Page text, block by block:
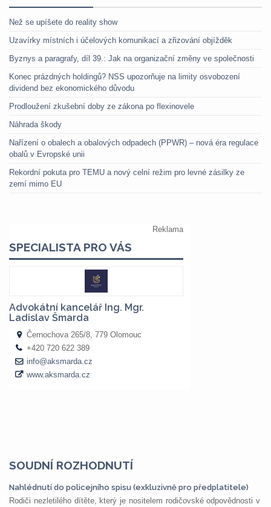
Než se upíšete do reality show
Uzavírky místních i účelových komunikací a zřizování objížděk
Byznys a paragrafy, díl 39.: Jak na organizační změny ve společnosti
Konec prázdných holdingů? NSS upozorňuje na limity osvobození
dividend bez ekonomického důvodu
Prodloužení zkušební doby ze zákona po flexinovele
Náhrada škody
Nařízení o obalech a obalových odpadech (PPWR) – nová éra regulace
obalů v Evropské unii
Rekordní pokuta pro TEMU a nový celní režim pro levné zásilky ze
zemí mimo EU
SOUDNÍ ROZHODNUTÍ
Nahlédnutí do policejního spisu (exkluzivně pro předplatitele)
Rodiči nezletilého dítěte, který je nositelem rodičovské odpovědnosti v